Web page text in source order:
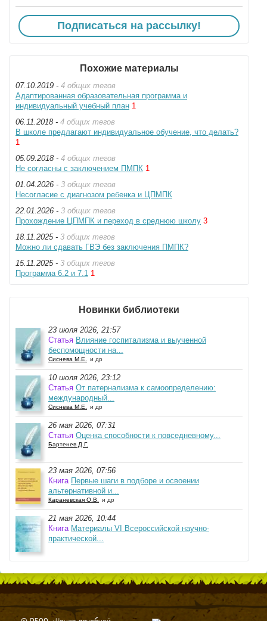
Подписаться на рассылку!
Похожие материалы
07.10.2019 - 4 общих тегов
Адаптированная образовательная программа и
индивидуальный учебный план 1
06.11.2018 - 4 общих тегов
В школе предлагают индивидуальное обучение, что делать?
1
05.09.2018 - 4 общих тегов
Не согласны с заключением ПМПК 1
01.04.2026 - 3 общих тегов
Несогласие с диагнозом ребенка и ЦПМПК
22.01.2026 - 3 общих тегов
Прохождение ЦПМПК и переход в среднюю школу 3
18.11.2025 - 3 общих тегов
Можно ли сдавать ГВЭ без заключения ПМПК?
15.11.2025 - 3 общих тегов
Программа 6.2 и 7.1 1
Новинки библиотеки
23 июля 2026, 21:57
Статья Влияние госпитализма и выученной
беспомощности на...
Сиснева М.Е. и др
10 июля 2026, 23:12
Статья От патернализма к самоопределению:
международный...
Сиснева М.Е. и др
26 мая 2026, 07:31
Статья Оценка способности к повседневному...
Бартенев Д.Г.
23 мая 2026, 07:56
Книга Первые шаги в подборе и освоении
альтернативной и...
Караневская О.В. и др
21 мая 2026, 10:44
Книга Материалы VI Всероссийской научно-
практической...